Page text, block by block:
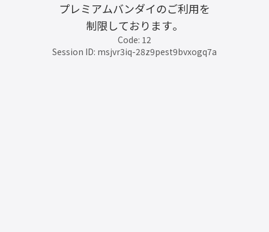
プレミアムバンダイのご利用を
制限しております。
Code: 12
Session ID: msjvr3iq-28z9pest9bvxogq7a